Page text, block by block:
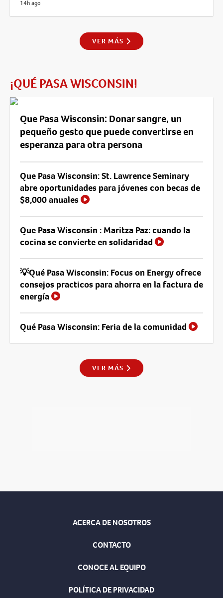
14h ago
VER MÁS
¡QUÉ PASA WISCONSIN!
Que Pasa Wisconsin: Donar sangre, un
pequeño gesto que puede convertirse en
esperanza para otra persona
Que Pasa Wisconsin: St. Lawrence Seminary
abre oportunidades para jóvenes con becas de
$8,000 anuales
Que Pasa Wisconsin : Maritza Paz: cuando la
cocina se convierte en solidaridad
💡Qué Pasa Wisconsin: Focus on Energy ofrece
consejos practicos para ahorra en la factura de
energía
Qué Pasa Wisconsin: Feria de la comunidad
VER MÁS
ACERCA DE NOSOTROS
CONTACTO
CONOCE AL EQUIPO
POLÍTICA DE PRIVACIDAD